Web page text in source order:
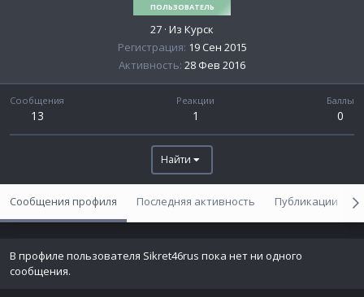
ПОЛЬЗОВАТЕЛЬ
27 · Из Курск
Регистрация 19 Сен 2015
Активность 28 Фев 2016
Сообщения
13
Реакции
1
Баллы
0
Найти
Сообщения профиля Последняя активность Публикации
В профиле пользователя Sikret46rus пока нет ни одного
сообщения.